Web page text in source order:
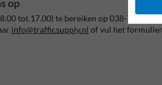
op
tot 17.00) te bereiken op 038-7920070.
info@trafficsupply.nl of vul het